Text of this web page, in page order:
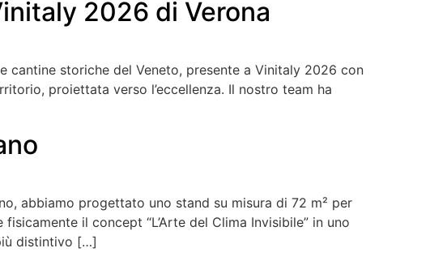
2026 di Verona
cantine storiche del Veneto, presente a Vinitaly 2026 con
proiettata verso l’eccellenza. Il nostro team ha
abbiamo progettato uno stand su misura di 72 m² per
il concept “L’Arte del Clima Invisibile” in uno
distintivo […]